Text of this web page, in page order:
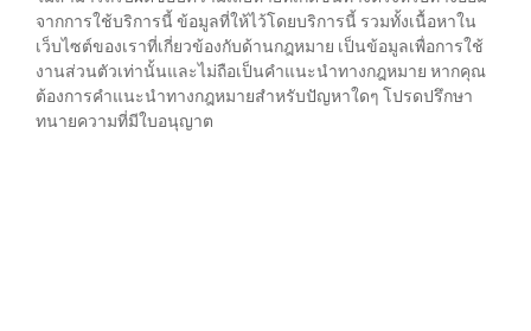
จากการใช้บริการนี้ ข้อมูลที่ให้ไว้โดยบริการนี้ รวมทั้งเนื้อหาใน
เว็บไซต์ของเราที่เกี่ยวข้องกับด้านกฎหมาย เป็นข้อมูลเพื่อการใช้
งานส่วนตัวเท่านั้นและไม่ถือเป็นคำแนะนำทางกฎหมาย หากคุณ
ต้องการคำแนะนำทางกฎหมายสำหรับปัญหาใดๆ โปรดปรึกษา
ทนายความที่มีใบอนุญาต